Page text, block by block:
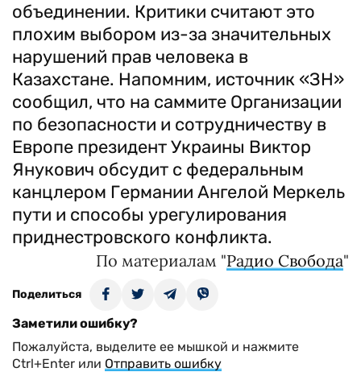
объединении. Критики считают это
плохим выбором из-за значительных
нарушений прав человека в
Казахстане. Напомним, источник «ЗН»
сообщил, что на саммите Организации
по безопасности и сотрудничеству в
Европе президент Украины Виктор
Янукович обсудит с федеральным
канцлером Германии Ангелой Меркель
пути и способы урегулирования
приднестровского конфликта.
По материалам "Радио Свобода"
Поделиться
Заметили ошибку?
Пожалуйста, выделите ее мышкой и нажмите
Ctrl+Enter или Отправить ошибку